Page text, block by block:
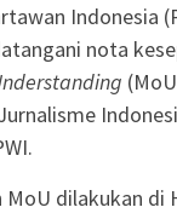
Indonesia
nota
MoU dilakukan di